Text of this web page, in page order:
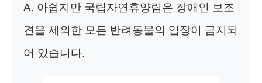
A. 아쉽지만 국립자연휴양림은 장애인 보조
견을 제외한 모든 반려동물의 입장이 금지되
어 있습니다.